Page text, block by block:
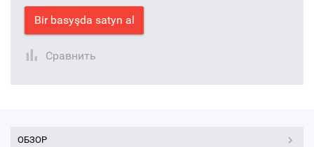
Bir basyşda satyn al
Сравнить
ОБЗОР